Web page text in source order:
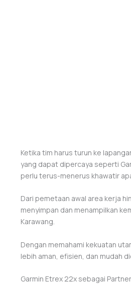
Ketika tim harus turun ke
yang dapat dipercaya seperti
perlu terus-menerus khawatir
Dari pemetaan awal area kerja
menyimpan dan menampilkan
Karawang.
Dengan memahami kekuatan
lebih aman, efisien, dan mudah
Garmin Etrex 22x sebagai